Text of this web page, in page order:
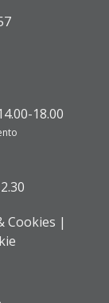
18.00
Cookies |